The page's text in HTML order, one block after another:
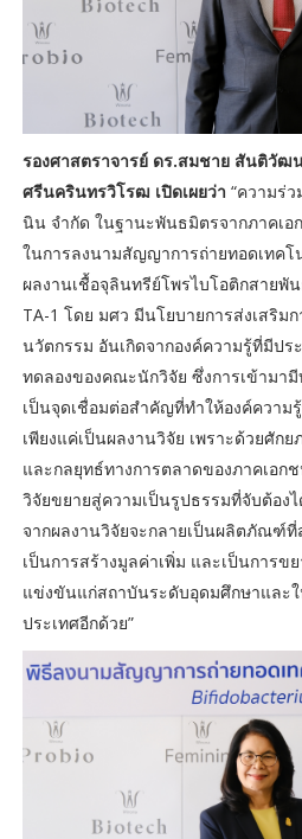
รองศาสตราจารย์ ดร.สมชาย สันติวัฒ
ศรีนครินทรวิโรฒ เปิดเผยว่า “ความร่
นิน จำกัด ในฐานะพันธมิตรจากภาคเอ
ในการลงนามสัญญาการถ่ายทอดเทค
ผลงานเชื้อจุลินทรีย์โพรไบโอติกสายพั
TA-1 โดย มศว มีนโยบายการส่งเสริม
นวัตกรรม อันเกิดจากองค์ความรู้ที่มีป
ทดลองของคณะนักวิจัย ซึ่งการเข้ามา
เป็นจุดเชื่อมต่อสำคัญที่ทำให้องค์ความ
เพียงแค่เป็นผลงานวิจัย เพราะด้วยศัก
และกลยุทธ์ทางการตลาดของภาคเอ
วิจัยขยายสู่ความเป็นรูปธรรมที่จับต้อ
จากผลงานวิจัยจะกลายเป็นผลิตภัณฑ์ที่
เป็นการสร้างมูลค่าเพิ่ม และเป็นการข
แข่งขันแก่สถาบันระดับอุดมศึกษาและ
ประเทศอีกด้วย”